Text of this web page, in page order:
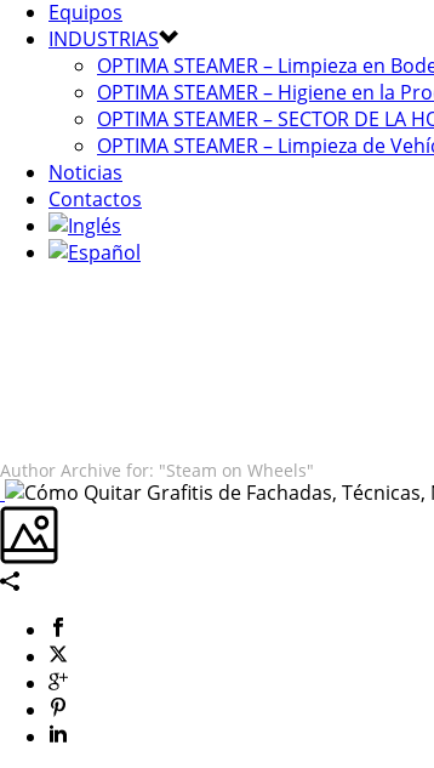
Equipos
INDUSTRIAS
OPTIMA STEAMER – Limpieza en
OPTIMA STEAMER – Higiene en la
OPTIMA STEAMER – SECTOR DE LA
OPTIMA STEAMER – Limpieza de
Noticias
Contactos
Author Archive for: "Steam on Wheels"